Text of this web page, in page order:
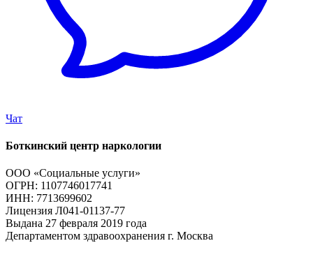
Чат
Боткинский центр наркологии
ООО «Социальные услуги»
ОГРН: 1107746017741
ИНН: 7713699602
Лицензия Л041-01137-77
Выдана 27 февраля 2019 года
Департаментом здравоохранения г. Москва